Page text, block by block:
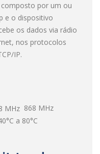
por um ou
e o dispositivo
os dados via rádio
nos protocolos
IP.
868 MHz
a 80°C